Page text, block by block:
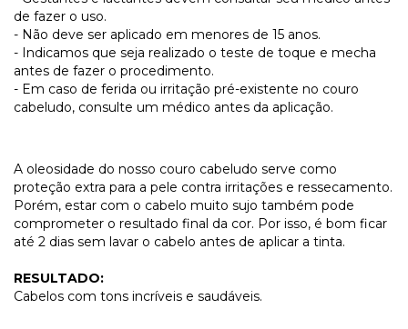
de fazer o uso.
- Não deve ser aplicado em menores de 15 anos.
- Indicamos que seja realizado o teste de toque e mecha
antes de fazer o procedimento.
- Em caso de ferida ou irritação pré-existente no couro
cabeludo, consulte um médico antes da aplicação.
A oleosidade do nosso couro cabeludo serve como
proteção extra para a pele contra irritações e ressecamento.
Porém, estar com o cabelo muito sujo também pode
comprometer o resultado final da cor. Por isso, é bom ficar
até 2 dias sem lavar o cabelo antes de aplicar a tinta.
RESULTADO:
Cabelos com tons incríveis e saudáveis.